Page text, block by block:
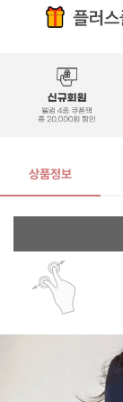
상품정보